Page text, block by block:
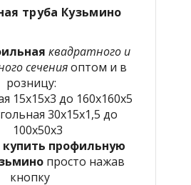
труба Кузьмино
квадратного и
сеченияоптом и в
розницу:
15х15х3 до 160х160х5
30х15х1,5 до
100х50х3
купить профильную
просто нажав
кнопку